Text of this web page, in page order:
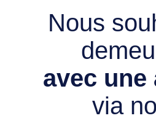
Nous
avec
via